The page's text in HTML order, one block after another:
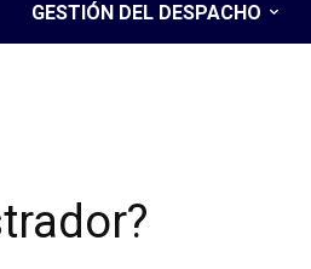
GESTIÓN DEL DESPACHO